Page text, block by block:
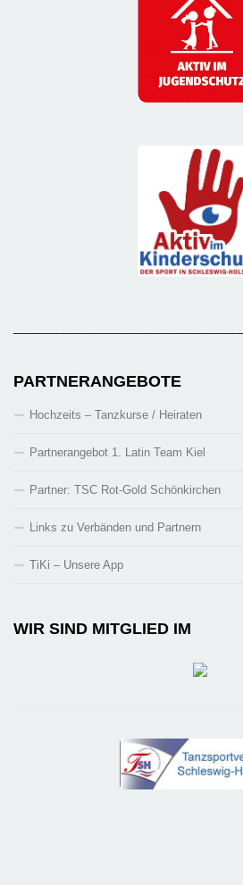
PARTNERANGEBOTE
Hochzeits – Tanzkurse / Heiraten
Partnerangebot 1. Latin Team Kiel
Partner: TSC Rot-Gold Schönkirchen
Links zu Verbänden und Partnern
TiKi – Unsere App
WIR SIND MITGLIED IM